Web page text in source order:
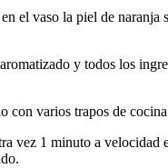
el vaso la piel de
y todos los
con varios trapos de
vez 1 minuto a